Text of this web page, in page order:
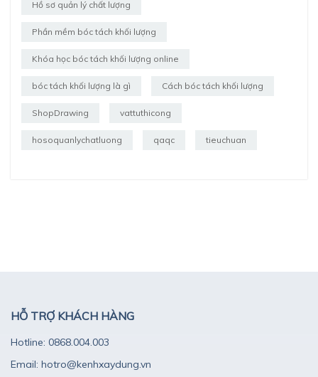
Hồ sơ quản lý chất lượng
Phần mềm bóc tách khối lượng
Khóa học bóc tách khối lượng online
bóc tách khối lượng là gì Cách bóc tách khối lượng
ShopDrawing vattuthicong
hosoquanlychatluong qaqc tieuchuan
HỖ TRỢ KHÁCH HÀNG
Hotline: 0868.004.003
Email: hotro@kenhxaydung.vn